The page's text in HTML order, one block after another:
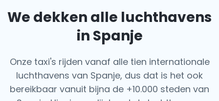
We dekken alle luchthavens
in Spanje
Onze taxi's rijden vanaf alle tien internationale
luchthavens van Spanje, dus dat is het ook
bereikbaar vanuit bijna de +10.000 steden van